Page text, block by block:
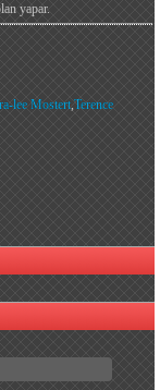
yapar.
lee Mostert,Terence